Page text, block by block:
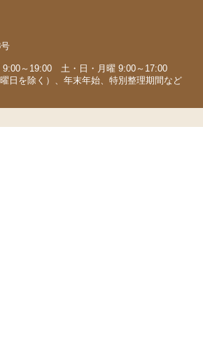
9:00～19:00 土・日・月曜 9:00～17:00
日を除く）、年末年始、特別整理期間など